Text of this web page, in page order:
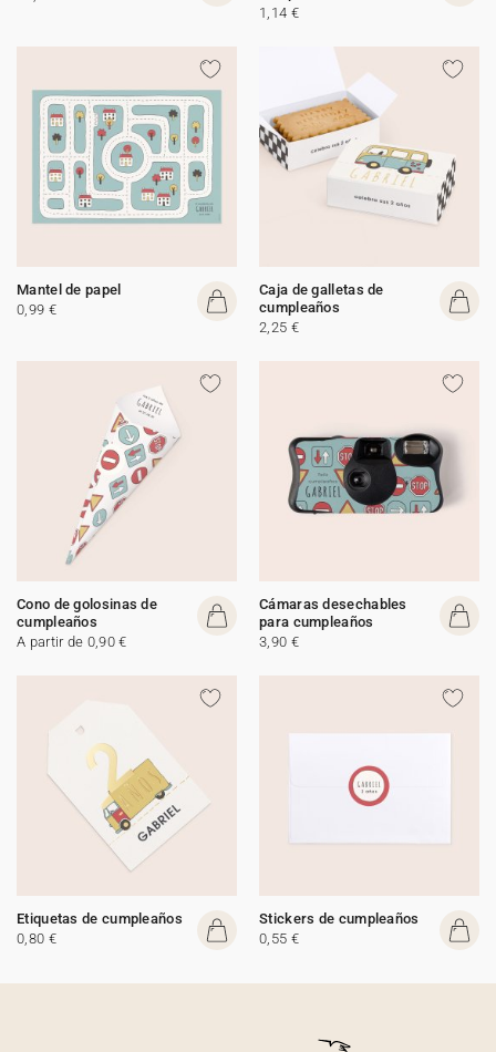
1,14 €
Mantel de papel
0,99 €
Caja de galletas de
cumpleaños
2,25 €
Cono de golosinas de
cumpleaños
A partir de 0,90 €
Cámaras desechables
para cumpleaños
3,90 €
Etiquetas de cumpleaños
0,80 €
Stickers de cumpleaños
0,55 €